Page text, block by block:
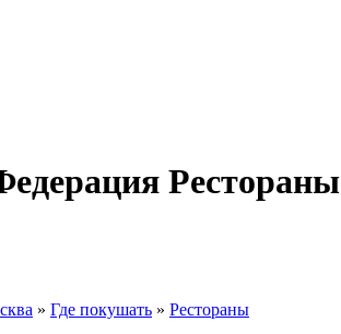
Рестораны
» Где покушать » Рестораны